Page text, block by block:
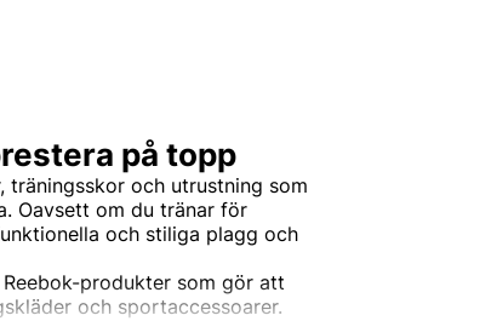
på topp
och utrustning som
Oavsett om du tränar för
och stiliga plagg och
produkter som gör att
och sportaccessoarer.